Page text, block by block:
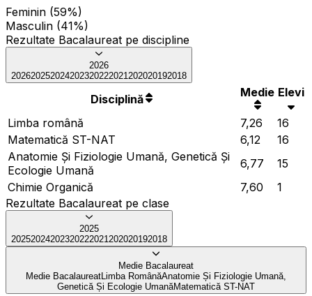
Feminin (59%)
Masculin (41%)
Rezultate Bacalaureat pe discipline
2026
202620252024202320222021 202020192018
Disciplină Medie Elevi
Limba română 7,26
16
Matematică ST-NAT
6,12
16
Anatomie Și Fiziologie Umană, Genetică Și
Ecologie Umană
6,77
15
Chimie Organică
7,60
1
Rezultate Bacalaureat pe clase
2025
20252024202320222021202020192018
Medie Bacalaureat
Medie BacalaureatLimba RomânăAnatomie Și Fiziologie Umană,
Genetică Și Ecologie UmanăMatematică ST-NAT